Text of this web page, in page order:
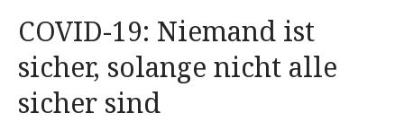
COVID-19: Niemand ist
sicher, solange nicht alle
sicher sind